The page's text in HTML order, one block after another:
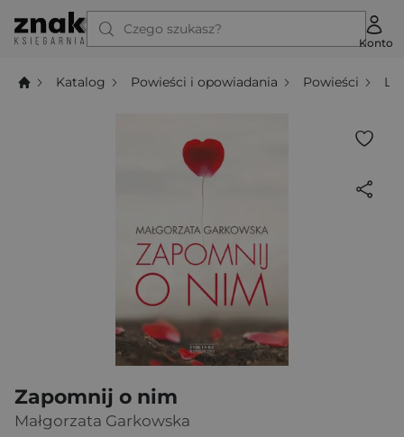
Czego szukasz?
Konto
Katalog Powieści i opowiadania Powieści
Zapomnij o nim
Małgorzata Garkowska